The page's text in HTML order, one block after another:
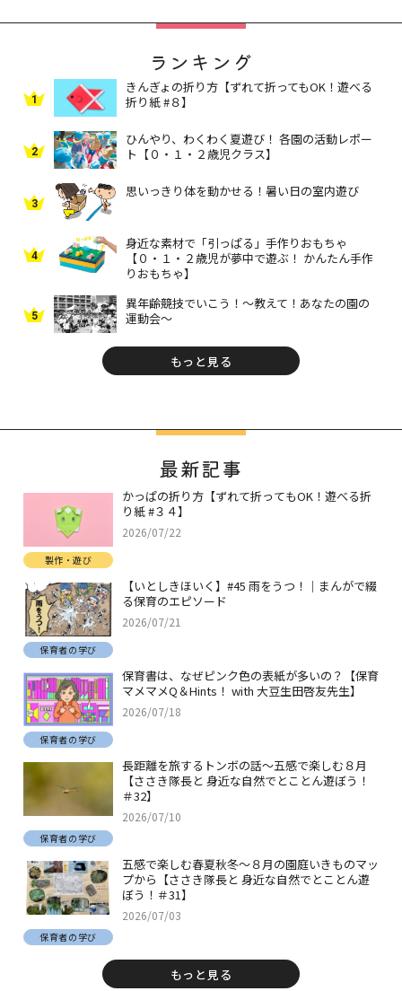
ランキング
1
きんぎょの折り方【ずれて折ってもOK！遊べる
折り紙 #８】
2
ひんやり、わくわく夏遊び！ 各園の活動レポー
ト【０・１・２歳児クラス】
3
思いっきり体を動かせる！暑い日の室内遊び
4
身近な素材で「引っぱる」手作りおもちゃ
【０・１・２歳児が夢中で遊ぶ！ かんたん手作
りおもちゃ】
5
異年齢競技でいこう！～教えて！あなたの園の
運動会～
もっと見る
最新記事
かっぱの折り方【ずれて折ってもOK！遊べる折
り紙 #３４】
2026/07/22
製作・遊び
【いとしきほいく】#45 雨をうつ！｜まんがで綴
る保育のエピソード
2026/07/21
保育者の学び
保育書は、なぜピンク色の表紙が多いの？【保育
マメマメQ＆Hints！ with 大豆生田啓友先生】
2026/07/18
保育者の学び
長距離を旅するトンボの話～五感で楽しむ８月
【ささき隊長と 身近な自然でとことん遊ぼう！
＃32】
2026/07/10
保育者の学び
五感で楽しむ春夏秋冬～８月の園庭いきものマッ
プから【ささき隊長と 身近な自然でとことん遊
ぼう！＃31】
2026/07/03
保育者の学び
もっと見る